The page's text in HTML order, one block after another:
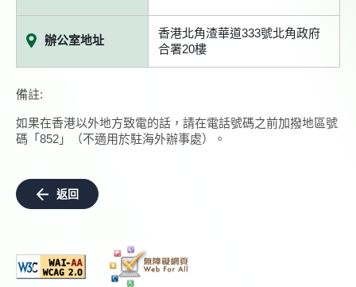
辦公室地址
香港北角渣華道333號北角政府
合署20樓
備註:
如果在香港以外地方致電的話，請在電話號碼之前加撥地區號
碼「852」（不適用於駐海外辦事處）。
返回